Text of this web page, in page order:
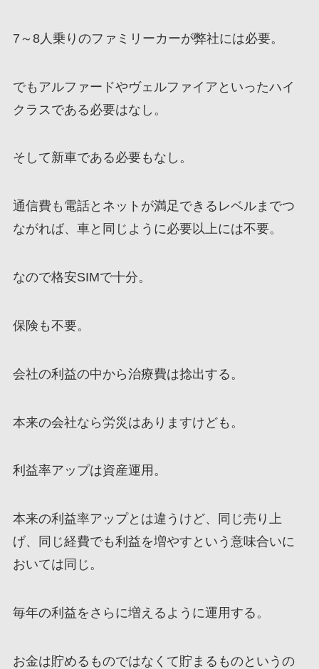
7～8人乗りのファミリーカーが弊社には必要。
でもアルファードやヴェルファイアといったハイ
クラスである必要はなし。
そして新車である必要もなし。
通信費も電話とネットが満足できるレベルまでつ
ながれば、車と同じように必要以上には不要。
なので格安SIMで十分。
保険も不要。
会社の利益の中から治療費は捻出する。
本来の会社なら労災はありますけども。
利益率アップは資産運用。
本来の利益率アップとは違うけど、同じ売り上
げ、同じ経費でも利益を増やすという意味合いに
おいては同じ。
毎年の利益をさらに増えるように運用する。
お金は貯めるものではなくて貯まるものというの